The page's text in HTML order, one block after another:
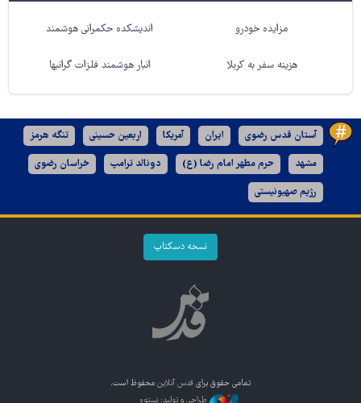
مزایده خودرو اندیشکده حکمرانی هوشمند
هزینه سفر به کربلا انبار هوشمند فلزات گرانبها
آستان قدس رضوی ایران آمریکا اربعین حسینی تنگه هرمز
مشهد حرم مطهر امام رضا (ع) دونالد ترامپ خراسان رضوی
رژیم صهیونیستی
نسخه دسکتاپ
تمامی حقوق برای قدس آنلاین محفوظ است.
طراحی و تولید: نستوه